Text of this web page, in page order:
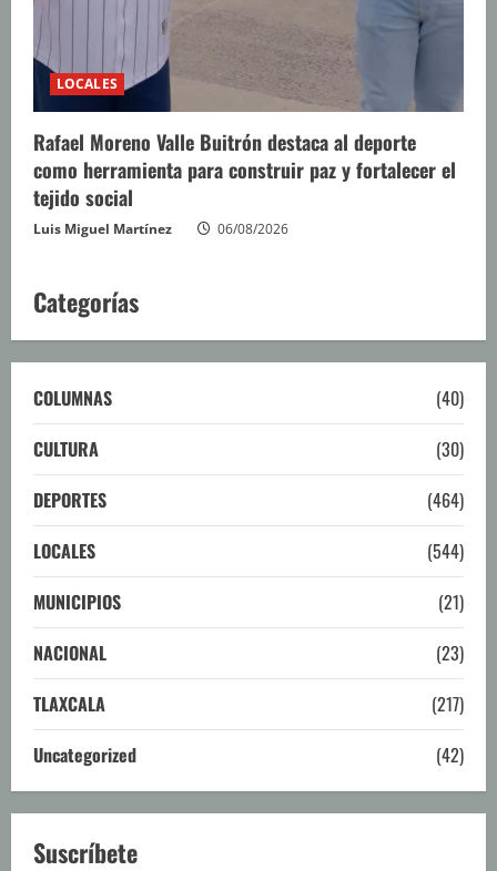
LOCALES
Rafael Moreno Valle Buitrón destaca al deporte
como herramienta para construir paz y fortalecer el
tejido social
Luis Miguel Martínez 06/08/2026
Categorías
COLUMNAS
(40)
CULTURA
(30)
DEPORTES
(464)
LOCALES
(544)
MUNICIPIOS
(21)
NACIONAL
(23)
TLAXCALA
(217)
Uncategorized
(42)
Suscríbete